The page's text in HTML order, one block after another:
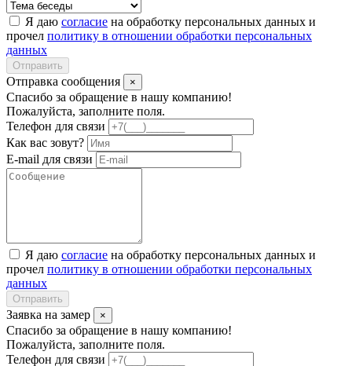
Я даю согласие на обработку персональных данных и
прочел политику в отношении обработки персональных
данных
Отправить
Отправка сообщения ×
Спасибо за обращение в нашу компанию!
Пожалуйста, заполните поля.
Телефон для связи
Как вас зовут?
E-mail для связи
Я даю согласие на обработку персональных данных и
прочел политику в отношении обработки персональных
данных
Отправить
Заявка на замер ×
Спасибо за обращение в нашу компанию!
Пожалуйста, заполните поля.
Телефон для связи